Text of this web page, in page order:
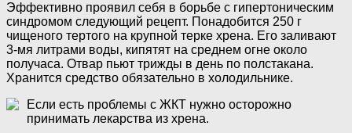
Эффективно проявил себя в борьбе с гипертоническим
синдромом следующий рецепт. Понадобится 250 г
чищеного тертого на крупной терке хрена. Его заливают
3-мя литрами воды, кипятят на среднем огне около
получаса. Отвар пьют трижды в день по полстакана.
Хранится средство обязательно в холодильнике.
Если есть проблемы с ЖКТ нужно осторожно
принимать лекарства из хрена.